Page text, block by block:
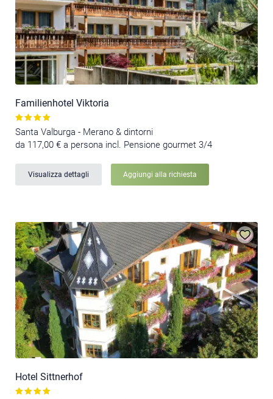
Familienhotel Viktoria
Santa Valburga - Merano & dintorni
da 117,00 € a persona incl. Pensione gourmet 3/4
Visualizza dettagli Aggiungi alla richiesta
Hotel Sittnerhof